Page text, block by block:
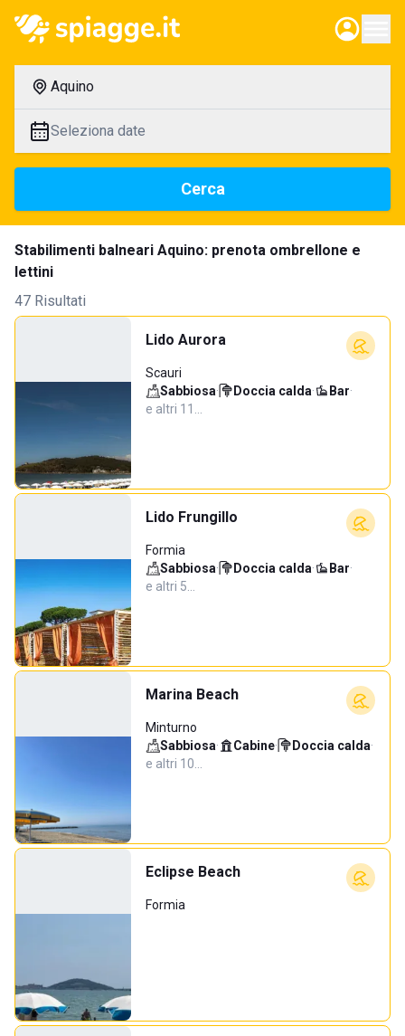
Aquino
Seleziona date
Cerca
Stabilimenti balneari Aquino: prenota ombrellone e
lettini
47 Risultati
Lido Aurora
Scauri
Sabbiosa· Doccia calda· Bar·
e altri 11…
Lido Frungillo
Formia
Sabbiosa· Doccia calda· Bar·
e altri 5…
Marina Beach
Minturno
Sabbiosa· Cabine· Doccia calda·
e altri 10…
Eclipse Beach
Formia